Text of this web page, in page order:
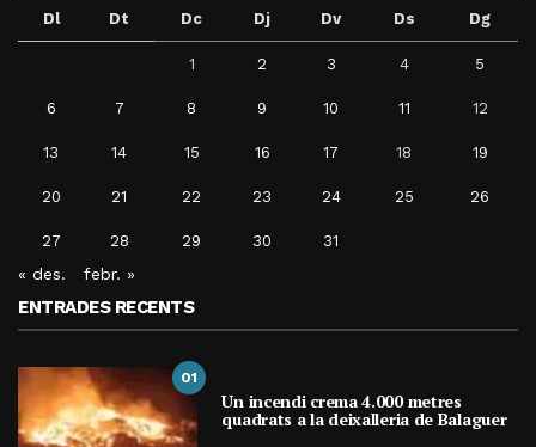
Dl Dt Dc Dj Dv Ds Dg
1 2 3 4 5
6 7 8 9 10 11 12
13 14 15 16 17 18 19
20 21 22 23 24 25 26
27 28 29 30 31
« des. febr. »
ENTRADES RECENTS
01
Un incendi crema 4.000 metres
quadrats a la deixalleria de Balaguer